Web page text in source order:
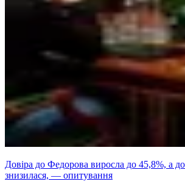
Довіра до Федорова виросла до 45,8%, а
знизилася, — опитування